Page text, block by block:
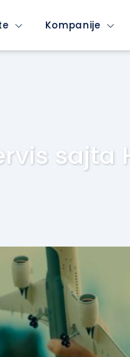
Kompanije
sajta